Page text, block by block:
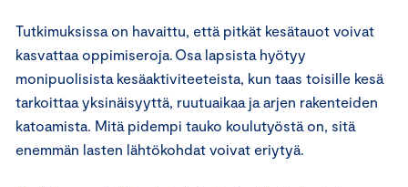
Tutkimuksissa on havaittu, että pitkät kesätauot voivat
kasvattaa oppimiseroja. Osa lapsista hyötyy
monipuolisista kesäaktiviteeteista, kun taas toisille kesä
tarkoittaa yksinäisyyttä, ruutuaikaa ja arjen rakenteiden
katoamista. Mitä pidempi tauko koulutyöstä on, sitä
enemmän lasten lähtökohdat voivat eriytyä.